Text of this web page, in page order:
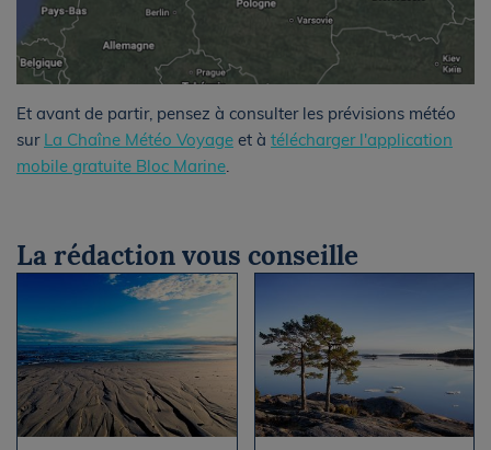
Et avant de partir, pensez à consulter les prévisions météo
sur La Chaîne Météo Voyage et à télécharger l'application
mobile gratuite Bloc Marine
La rédaction vous conseille